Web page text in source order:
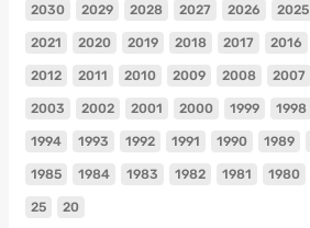
2030 2029 2028 2027 2026 2025
2021 2020 2019 2018 2017 2016
2012 2011 2010 2009 2008 2007
2003 2002 2001 2000 1999 1998
1994 1993 1992 1991 1990 1989
1985 1984 1983 1982 1981 1980
25 20